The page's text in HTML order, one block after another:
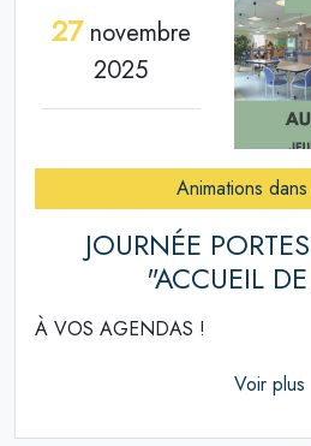
27novembre
2025
Animations
JOURNÉE
"ACCUEIL
À VOS AGENDAS !
Voir plus